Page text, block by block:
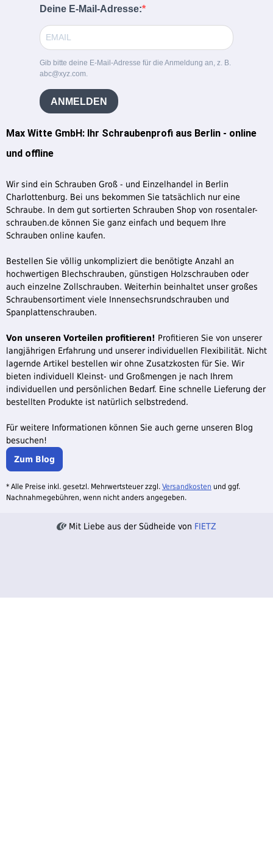
Max Witte GmbH: Ihr Schraubenprofi aus Berlin - online
und offline
Wir sind ein Schrauben Groß - und Einzelhandel in Berlin
Charlottenburg. Bei uns bekommen Sie tatsächlich nur eine
Schraube. In dem gut sortierten Schrauben Shop von rosentaler-
schrauben.de können Sie ganz einfach und bequem Ihre
Schrauben online kaufen.
Bestellen Sie völlig unkompliziert die benötigte Anzahl an
hochwertigen Blechschrauben, günstigen Holzschrauben oder
auch einzelne Zollschrauben. Weiterhin beinhaltet unser großes
Schraubensortiment viele Innensechsrundschrauben und
Spanplattenschrauben.
Von unseren Vorteilen profitieren! Profitieren Sie von unserer
langjährigen Erfahrung und unserer individuellen Flexibilität. Nicht
lagernde Artikel bestellen wir ohne Zusatzkosten für Sie. Wir
bieten individuell Kleinst- und Großmengen je nach Ihrem
individuellen und persönlichen Bedarf. Eine schnelle Lieferung der
bestellten Produkte ist natürlich selbstredend.
Für weitere Informationen können Sie auch gerne unseren Blog
besuchen!
Zum Blog
Deine E-Mail-Adresse:
Gib bitte deine E-Mail-Adresse für die Anmeldung an, z. B.
abc@xyz.com.
ANMELDEN
* Alle Preise inkl. gesetzl. Mehrwertsteuer zzgl. Versandkosten und ggf.
Nachnahmegebühren, wenn nicht anders angegeben.
Mit Liebe aus der Südheide von FIETZ